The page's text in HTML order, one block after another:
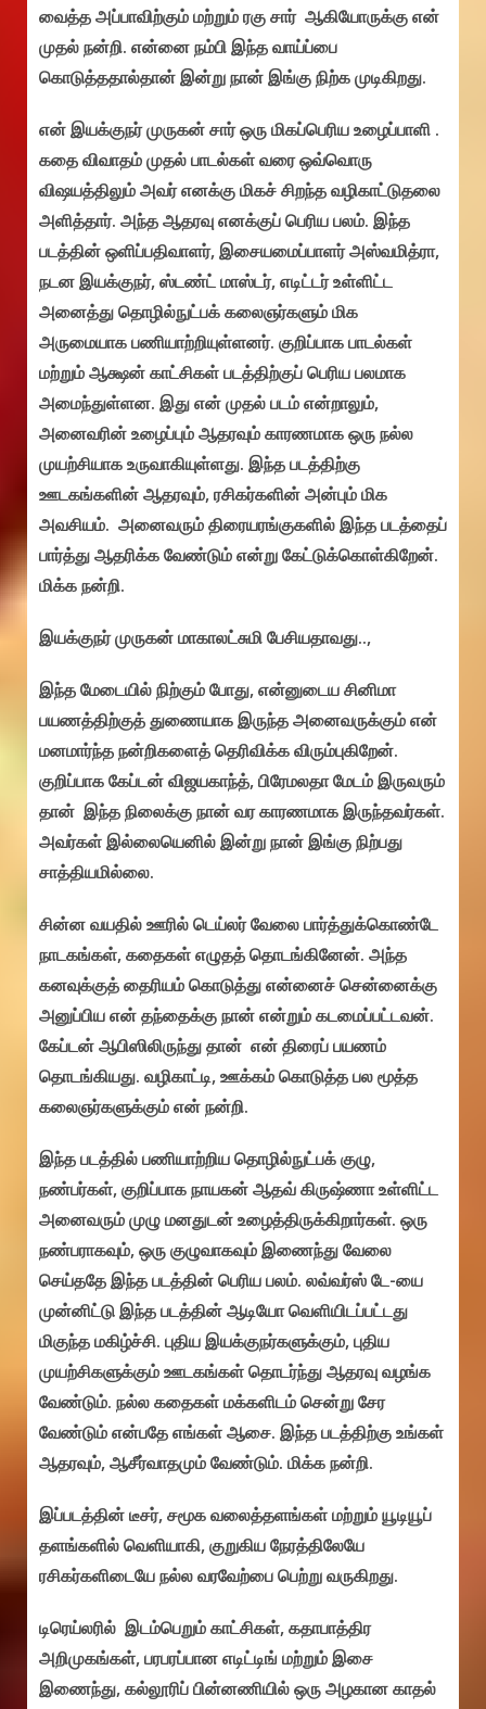
வைத்த அப்பாவிற்கும் மற்றும் ரகு சார் ஆகியோருக்கு என்
முதல் நன்றி. என்னை நம்பி இந்த வாய்ப்பை
கொடுத்ததால்தான் இன்று நான் இங்கு நிற்க முடிகிறது.
என் இயக்குநர் முருகன் சார் ஒரு மிகப்பெரிய உழைப்பாளி .
கதை விவாதம் முதல் பாடல்கள் வரை ஒவ்வொரு
விஷயத்திலும் அவர் எனக்கு மிகச் சிறந்த வழிகாட்டுதலை
அளித்தார். அந்த ஆதரவு எனக்குப் பெரிய பலம். இந்த
படத்தின் ஒளிப்பதிவாளர், இசையமைப்பாளர் அஸ்வமித்ரா,
நடன இயக்குநர், ஸ்டண்ட் மாஸ்டர், எடிட்டர் உள்ளிட்ட
அனைத்து தொழில்நுட்பக் கலைஞர்களும் மிக
அருமையாக பணியாற்றியுள்ளனர். குறிப்பாக பாடல்கள்
மற்றும் ஆக்ஷன் காட்சிகள் படத்திற்குப் பெரிய பலமாக
அமைந்துள்ளன. இது என் முதல் படம் என்றாலும்,
அனைவரின் உழைப்பும் ஆதரவும் காரணமாக ஒரு நல்ல
முயற்சியாக உருவாகியுள்ளது. இந்த படத்திற்கு
ஊடகங்களின் ஆதரவும், ரசிகர்களின் அன்பும் மிக
அவசியம். அனைவரும் திரையரங்குகளில் இந்த படத்தைப்
பார்த்து ஆதரிக்க வேண்டும் என்று கேட்டுக்கொள்கிறேன்.
மிக்க நன்றி.
இயக்குநர் முருகன் மாகாலட்சுமி பேசியதாவது..,
இந்த மேடையில் நிற்கும் போது, என்னுடைய சினிமா
பயணத்திற்குத் துணையாக இருந்த அனைவருக்கும் என்
மனமார்ந்த நன்றிகளைத் தெரிவிக்க விரும்புகிறேன்.
குறிப்பாக கேப்டன் விஜயகாந்த், பிரேமலதா மேடம் இருவரும்
தான் இந்த நிலைக்கு நான் வர காரணமாக இருந்தவர்கள்.
அவர்கள் இல்லையெனில் இன்று நான் இங்கு நிற்பது
சாத்தியமில்லை.
சின்ன வயதில் ஊரில் டெய்லர் வேலை பார்த்துக்கொண்டே
நாடகங்கள், கதைகள் எழுதத் தொடங்கினேன். அந்த
கனவுக்குத் தைரியம் கொடுத்து என்னைச் சென்னைக்கு
அனுப்பிய என் தந்தைக்கு நான் என்றும் கடமைப்பட்டவன்.
கேப்டன் ஆபிஸிலிருந்து தான் என் திரைப் பயணம்
தொடங்கியது. வழிகாட்டி, ஊக்கம் கொடுத்த பல மூத்த
கலைஞர்களுக்கும் என் நன்றி.
இந்த படத்தில் பணியாற்றிய தொழில்நுட்பக் குழு,
நண்பர்கள், குறிப்பாக நாயகன் ஆதவ் கிருஷ்ணா உள்ளிட்ட
அனைவரும் முழு மனதுடன் உழைத்திருக்கிறார்கள். ஒரு
நண்பராகவும், ஒரு குழுவாகவும் இணைந்து வேலை
செய்ததே இந்த படத்தின் பெரிய பலம். லவ்வர்ஸ் டே-யை
முன்னிட்டு இந்த படத்தின் ஆடியோ வெளியிடப்பட்டது
மிகுந்த மகிழ்ச்சி. புதிய இயக்குநர்களுக்கும், புதிய
முயற்சிகளுக்கும் ஊடகங்கள் தொடர்ந்து ஆதரவு வழங்க
வேண்டும். நல்ல கதைகள் மக்களிடம் சென்று சேர
வேண்டும் என்பதே எங்கள் ஆசை. இந்த படத்திற்கு உங்கள்
ஆதரவும், ஆசீர்வாதமும் வேண்டும். மிக்க நன்றி.
இப்படத்தின் டீசர், சமூக வலைத்தளங்கள் மற்றும் யூடியூப்
தளங்களில் வெளியாகி, குறுகிய நேரத்திலேயே
ரசிகர்களிடையே நல்ல வரவேற்பை பெற்று வருகிறது.
டிரெய்லரில் இடம்பெறும் காட்சிகள், கதாபாத்திர
அறிமுகங்கள், பரபரப்பான எடிட்டிங் மற்றும் இசை
இணைந்து, கல்லூரிப் பின்னணியில் ஒரு அழகான காதல்